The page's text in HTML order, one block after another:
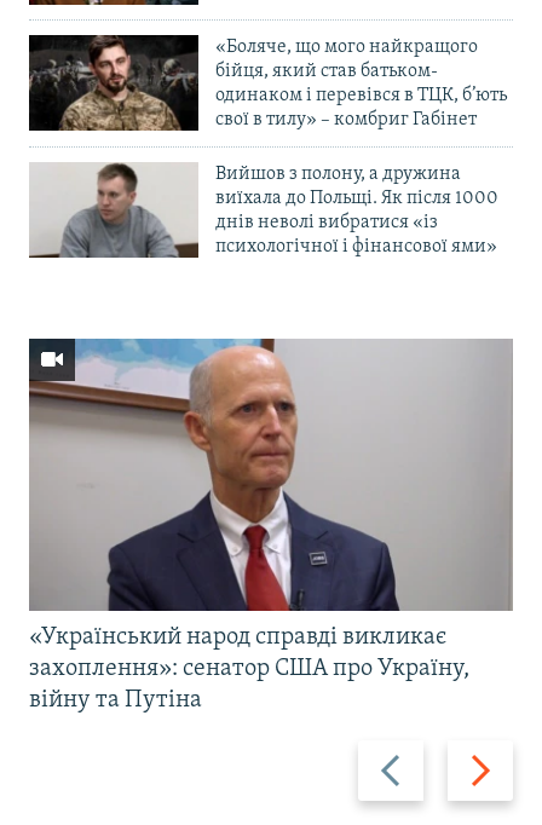
«Боляче, що мого найкращого
бійця, який став батьком-
одинаком і перевівся в ТЦК, б’ють
свої в тилу» – комбриг Габінет
Вийшов з полону, а дружина
виїхала до Польщі. Як після 1000
днів неволі вибратися «із
психологічної і фінансової ями»
Назад Вперед
«Український народ справді викликає
захоплення»: сенатор США про Україну,
війну та Путіна